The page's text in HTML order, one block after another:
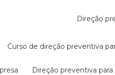
direção
curso de direção preventiva
direção preventiva